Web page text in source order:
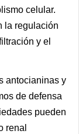
celular.
la regulación
y el
antocianinas y
de defensa
pueden
renal